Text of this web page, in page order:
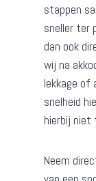
stappen
sneller ter
dan ook
wij na
lekkage of
snelheid
hierbij niet
Neem